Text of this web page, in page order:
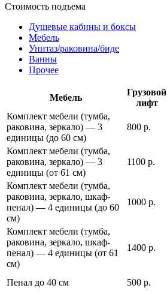
Стоимость подъема
Душевые кабины и боксы
Мебель
Унитаз/раковина/биде
Ванны
Прочее
Мебель
Грузовой
лифт
Комплект мебели (тумба,
раковина, зеркало) — 3
единицы (до 60 см)
800 р.
Комплект мебели (тумба,
раковина, зеркало) — 3
единицы (от 61 см)
1100 р.
Комплект мебели (тумба,
раковина, зеркало, шкаф-
пенал) — 4 единицы (до 60
см)
1000 р.
Комплект мебели (тумба,
раковина, зеркало, шкаф-
пенал) — 4 единицы (от 61
см)
1400 р.
Пенал до 40 см 500 р.